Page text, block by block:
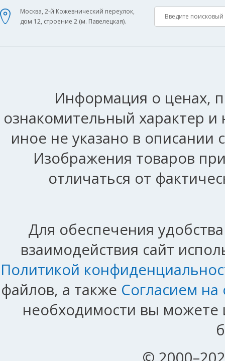
Москва, 2-й Кожевнический переулок,
дом 12, строение 2 (м. Павелецкая).
Информация о ценах,
ознакомительный характер
иное не указано в описании
Изображения товаров
отличаться от
Для обеспечения
взаимодействия сайт
Политикой
файлов, а также Согласием
необходимости вы можете